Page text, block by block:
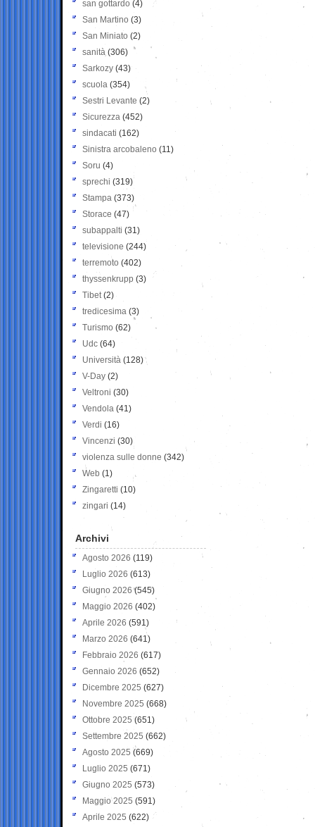
san gottardo (4)
San Martino (3)
San Miniato (2)
sanità (306)
Sarkozy (43)
scuola (354)
Sestri Levante (2)
Sicurezza (452)
sindacati (162)
Sinistra arcobaleno (11)
Soru (4)
sprechi (319)
Stampa (373)
Storace (47)
subappalti (31)
televisione(244)
terremoto (402)
thyssenkrupp (3)
Tibet(2)
tredicesima (3)
Turismo (62)
Udc (64)
Università (128)
V-Day (2)
Veltroni (30)
Vendola (41)
Verdi (16)
Vincenzi (30)
violenza sulle donne (342)
Web (1)
Zingaretti (10)
zingari (14)
Archivi
Agosto 2026 (119)
Luglio 2026 (613)
Giugno 2026 (545)
Maggio 2026 (402)
Aprile 2026 (591)
Marzo 2026 (641)
Febbraio 2026 (617)
Gennaio 2026 (652)
Dicembre 2025 (627)
Novembre 2025 (668)
Ottobre 2025 (651)
Settembre 2025 (662)
Agosto 2025 (669)
Luglio 2025 (671)
Giugno 2025 (573)
Maggio 2025 (591)
Aprile 2025 (622)